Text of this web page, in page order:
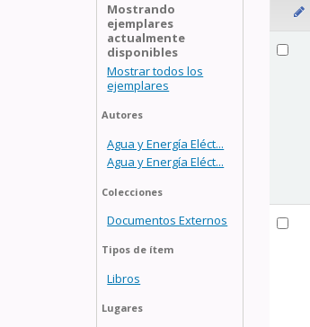
Mostrando
ejemplares
actualmente
disponibles
Mostrar todos los
ejemplares
Autores
Agua y Energía Eléct...
Agua y Energía Eléct...
Colecciones
Documentos Externos
Tipos de ítem
Libros
Lugares